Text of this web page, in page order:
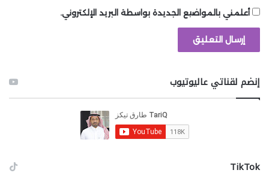
أعلمني بالمواضيع الجديدة بواسطة البريد الإلكتروني.
إنضم لقناتي عاليوتيوب
‫TikTok